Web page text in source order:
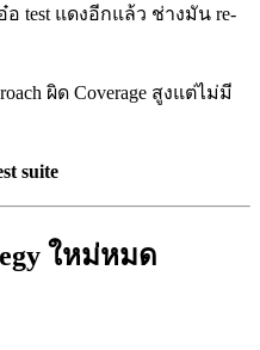
test แดงอีกแล้ว ช่างมัน re-
ผิด Coverage สูงแต่ไม่มี
suite
ใหม่หมด